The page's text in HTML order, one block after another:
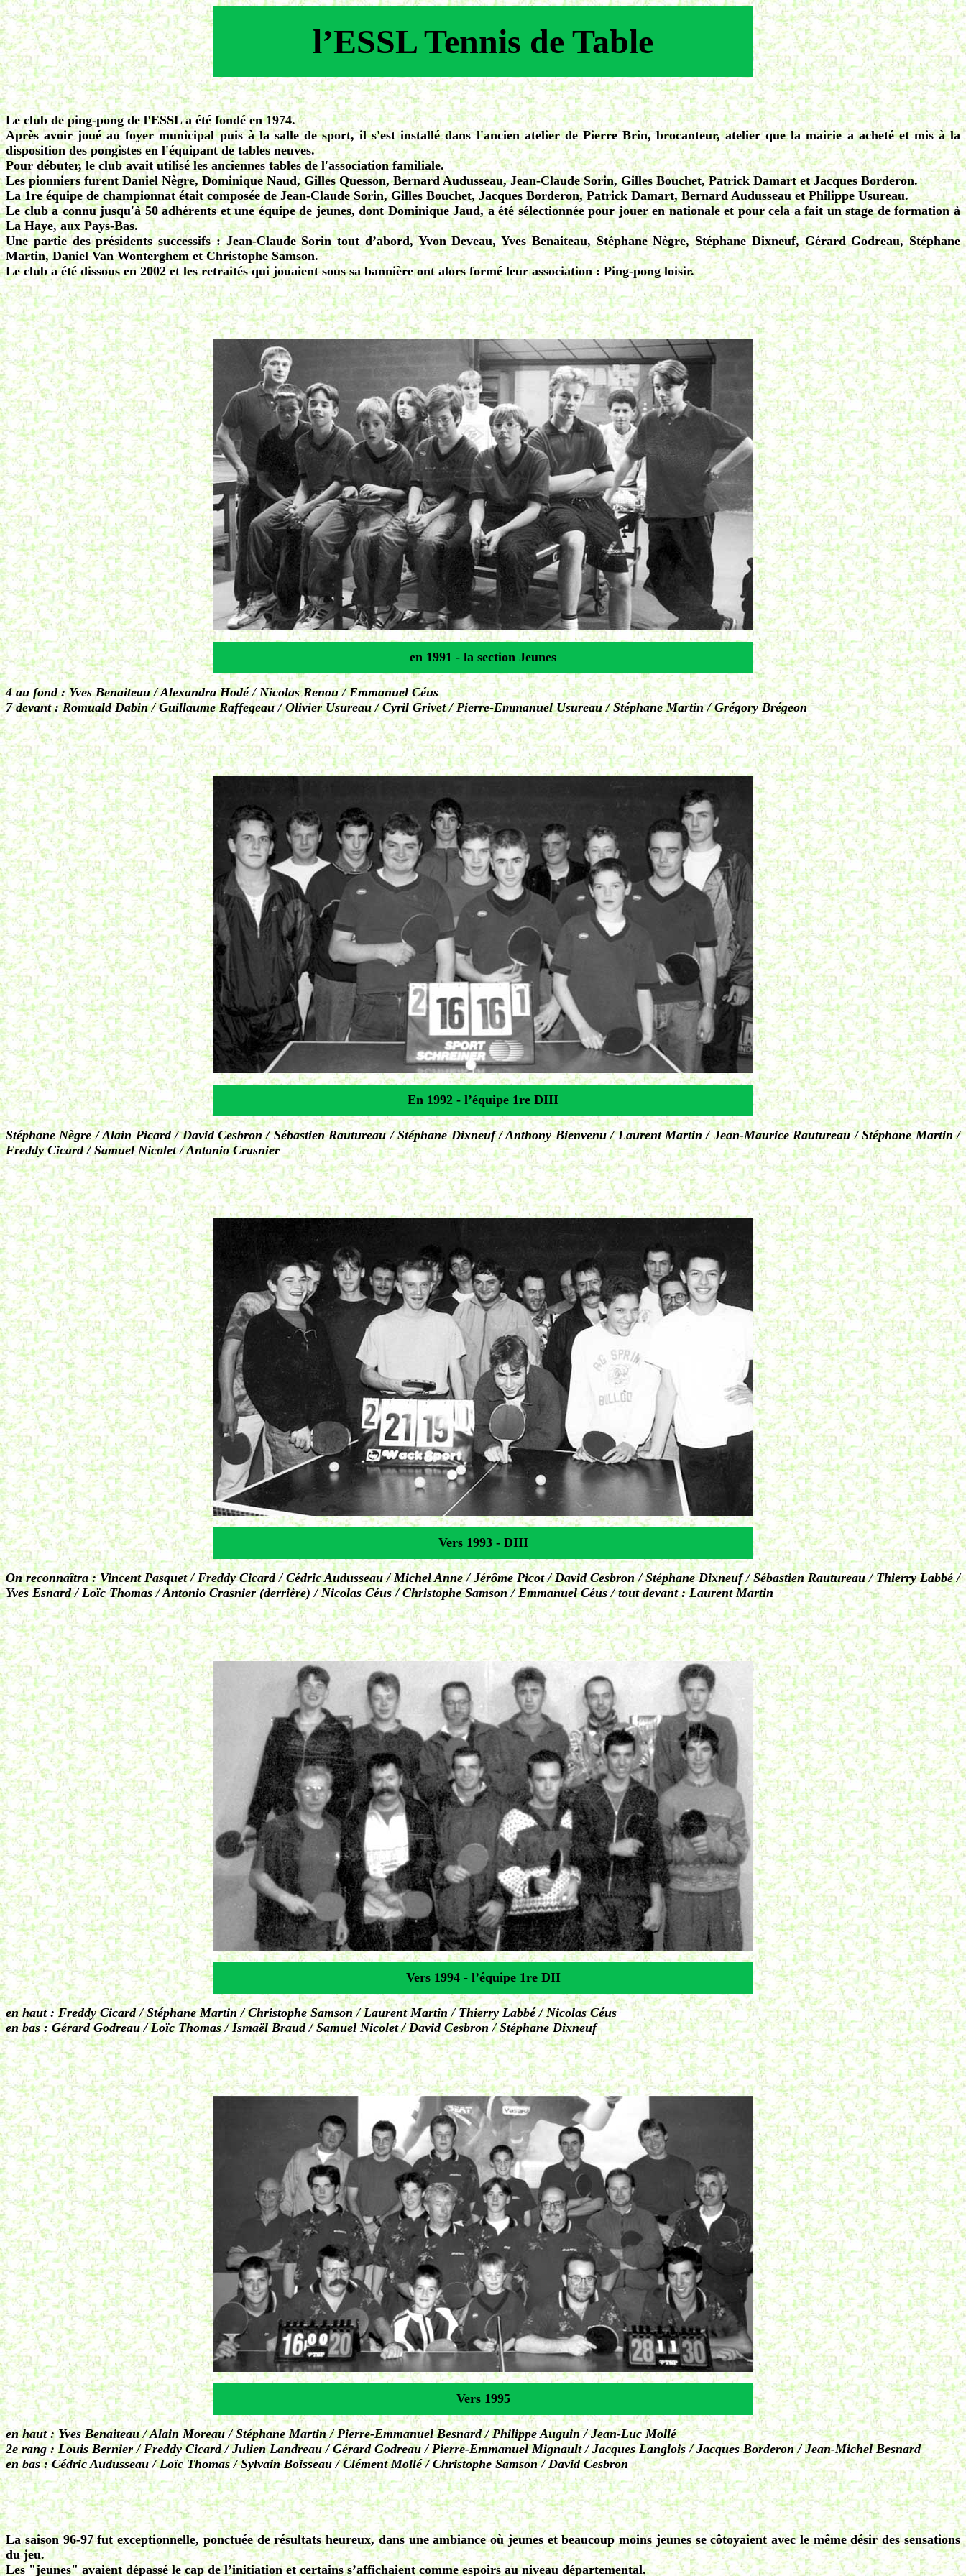
l’ESSL Tennis de Table
Le club de ping-pong de l'ESSL a été fondé en 1974.
Après avoir joué au foyer municipal puis à la salle de sport, il s'est installé dans l'ancien atelier de Pierre Brin, brocanteur, atelier que la mairie a acheté et mis à la
disposition des pongistes en l'équipant de tables neuves.
Pour débuter, le club avait utilisé les anciennes tables de l'association familiale.
Les pionniers furent Daniel Nègre, Dominique Naud, Gilles Quesson, Bernard Audusseau, Jean-Claude Sorin, Gilles Bouchet, Patrick Damart et Jacques Borderon.
La 1re équipe de championnat était composée de Jean-Claude Sorin, Gilles Bouchet, Jacques Borderon, Patrick Damart, Bernard Audusseau et Philippe Usureau.
Le club a connu jusqu'à 50 adhérents et une équipe de jeunes, dont Dominique Jaud, a été sélectionnée pour jouer en nationale et pour cela a fait un stage de formation à
La Haye, aux Pays-Bas.
Une partie des présidents successifs : Jean-Claude Sorin tout d’abord, Yvon Deveau, Yves Benaiteau, Stéphane Nègre, Stéphane Dixneuf, Gérard Godreau, Stéphane
Martin, Daniel Van Wonterghem et Christophe Samson.
Le club a été dissous en 2002 et les retraités qui jouaient sous sa bannière ont alors formé leur association : Ping-pong loisir.
en 1991 - la section Jeunes
4 au fond : Yves Benaiteau / Alexandra Hodé / Nicolas Renou / Emmanuel Céus
7 devant : Romuald Dabin / Guillaume Raffegeau / Olivier Usureau / Cyril Grivet / Pierre-Emmanuel Usureau / Stéphane Martin / Grégory Brégeon
En 1992 - l’équipe 1re DIII
Stéphane Nègre / Alain Picard / David Cesbron / Sébastien Rautureau / Stéphane Dixneuf / Anthony Bienvenu / Laurent Martin / Jean-Maurice Rautureau / Stéphane Martin /
Freddy Cicard / Samuel Nicolet / Antonio Crasnier
Vers 1993 - DIII
On reconnaîtra : Vincent Pasquet / Freddy Cicard / Cédric Audusseau / Michel Anne / Jérôme Picot / David Cesbron / Stéphane Dixneuf / Sébastien Rautureau / Thierry Labbé /
Yves Esnard / Loïc Thomas / Antonio Crasnier (derrière) / Nicolas Céus / Christophe Samson / Emmanuel Céus / tout devant : Laurent Martin
Vers 1994 - l’équipe 1re DII
en haut : Freddy Cicard / Stéphane Martin / Christophe Samson / Laurent Martin / Thierry Labbé / Nicolas Céus
en bas : Gérard Godreau / Loïc Thomas / Ismaël Braud / Samuel Nicolet / David Cesbron / Stéphane Dixneuf
Vers 1995
en haut : Yves Benaiteau / Alain Moreau / Stéphane Martin / Pierre-Emmanuel Besnard / Philippe Auguin / Jean-Luc Mollé
2e rang : Louis Bernier / Freddy Cicard / Julien Landreau / Gérard Godreau / Pierre-Emmanuel Mignault / Jacques Langlois / Jacques Borderon / Jean-Michel Besnard
en bas : Cédric Audusseau / Loïc Thomas / Sylvain Boisseau / Clément Mollé / Christophe Samson / David Cesbron
La saison 96-97 fut exceptionnelle, ponctuée de résultats heureux, dans une ambiance où jeunes et beaucoup moins jeunes se côtoyaient avec le même désir des sensations
du jeu.
Les "jeunes" avaient dépassé le cap de l’initiation et certains s’affichaient comme espoirs au niveau départemental.